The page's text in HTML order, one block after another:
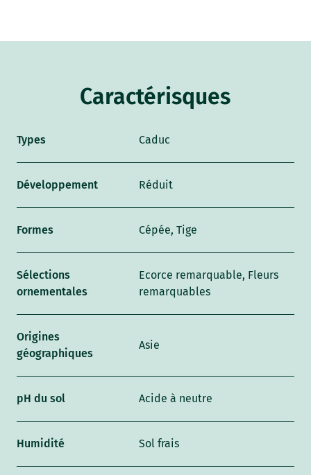
Caractérisques
Types Caduc
Développement Réduit
Formes Cépée, Tige
Sélections
ornementales
Ecorce remarquable, Fleurs
remarquables
Origines
géographiques
Asie
pH du sol Acide à neutre
Humidité Sol frais